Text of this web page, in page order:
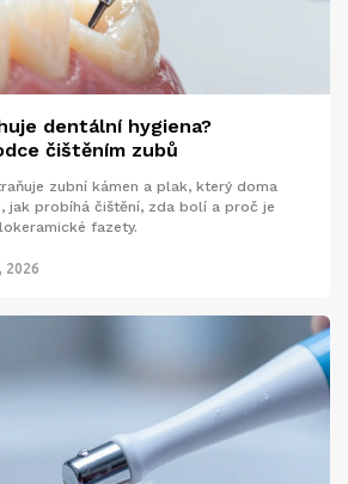
dentální hygiena?
čištěním zubů
zubní kámen a plak, který doma
jak probíhá čištění, zda bolí a proč je
fazety.
2026